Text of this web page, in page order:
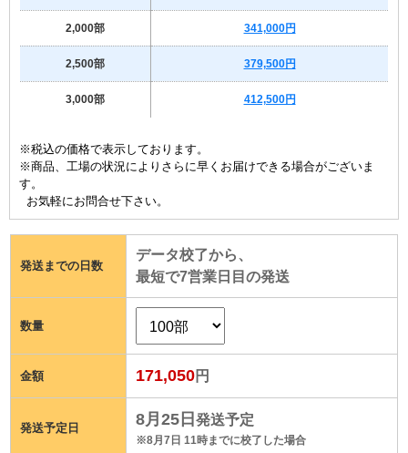
2,000部 341,000円
2,500部 379,500円
3,000部 412,500円
※税込の価格で表示しております。
※商品、工場の状況によりさらに早くお届けできる場合がございま
す。
お気軽にお問合せ下さい。
発送までの日数
データ校了から、
最短で7営業日目の発送
数量
金額 171,050円
発送予定日 8月25日 発送予定
※8月7日 11時までに校了した場合